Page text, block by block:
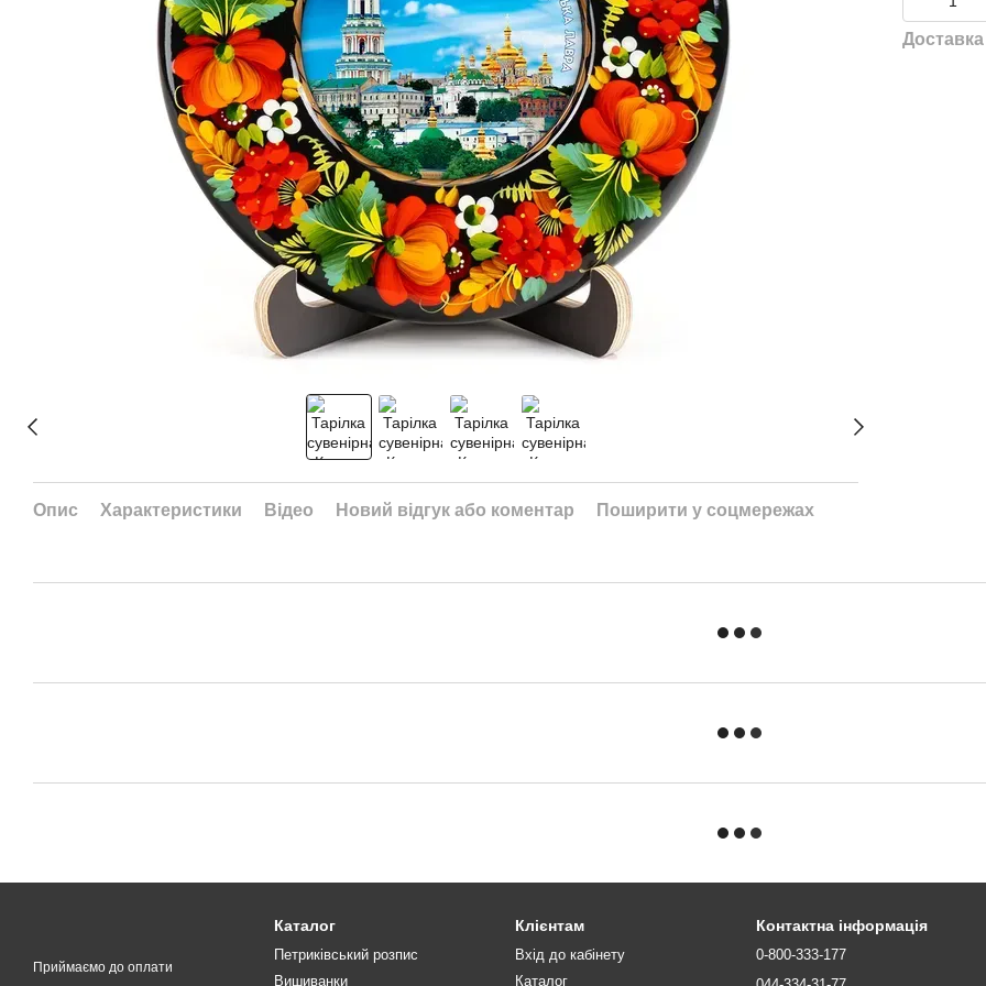
Опис Характеристики Відео Новий відгук або коментар Поширити у соцмережах
Доставка
Приймаємо до оплати
Каталог
Петриківський розпис
Вишиванки
Клієнтам
Вхід до кабінету
Каталог
Контактна інформація
0-800-333-177